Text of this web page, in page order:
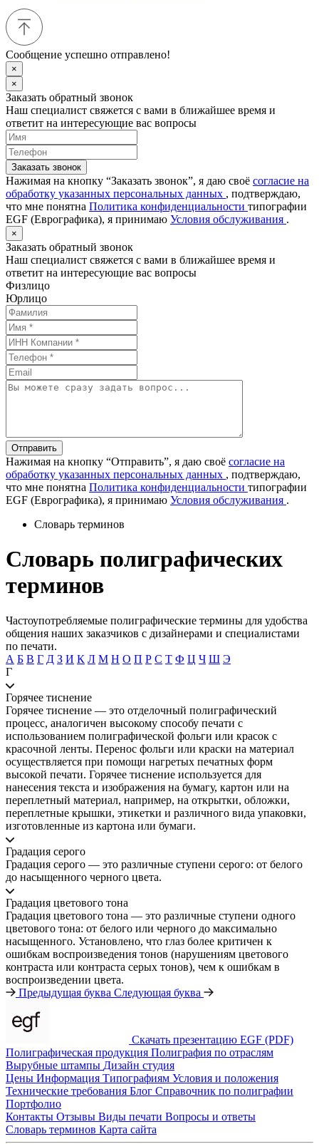
Сообщение успешно отправлено!
×
×
Заказать обратный звонок
Наш специалист свяжется с вами в ближайшее время и
ответит на интересующие вас вопросы
Заказать звонок
Нажимая на кнопку “Заказать звонок”, я даю своё согласие на
обработку указанных персональных данных , подтверждаю,
что мне понятна Политика конфиденциальности типографии
EGF (Еврографика), я принимаю Условия обслуживания .
×
Заказать обратный звонок
Наш специалист свяжется с вами в ближайшее время и
ответит на интересующие вас вопросы
Физлицо
Юрлицо
Отправить
Нажимая на кнопку “Отправить”, я даю своё согласие на
обработку указанных персональных данных , подтверждаю,
что мне понятна Политика конфиденциальности типографии
EGF (Еврографика), я принимаю Условия обслуживания .
Словарь терминов
Словарь полиграфических
терминов
Частоупотребляемые полиграфические термины для удобства
общения наших заказчиков с дизайнерами и специалистами
по печати.
А Б В Г Д З И К Л М Н О П Р С Т Ф Ц Ч Ш Э
Г
Горячее тиснение
Горячее тиснение — это отделочный полиграфический
процесс, аналогичен высокому способу печати с
использованием полиграфической фольги или красок с
красочной ленты. Перенос фольги или краски на материал
осуществляется при помощи нагретых печатных форм
высокой печати. Горячее тиснение используется для
нанесения текста и изображения на бумагу, картон или на
переплетный материал, например, на открытки, обложки,
переплетные крышки, этикетки и различного вида упаковки,
изготовленные из картона или бумаги.
Градация серого
Градация серого — это различные ступени серого: от белого
до насыщенного черного цвета.
Градация цветового тона
Градация цветового тона — это различные ступени одного
цветового тона: от белого или черного до максимально
насыщенного. Установлено, что глаз более критичен к
ошибкам воспроизведения тонов (нарушениям цветового
контраста или контраста серых тонов), чем к ошибкам в
воспроизведении цвета.
Предыдущая буква Следующая буква
Скачать презентацию EGF (PDF)
Полиграфическая продукция Полиграфия по отраслям
Вырубные штампы Дизайн студия
Цены Информация Типографиям Условия и положения
Технические требования Блог Справочник по полиграфии
Портфолио
Контакты Отзывы Виды печати Вопросы и ответы
Словарь терминов Карта сайта